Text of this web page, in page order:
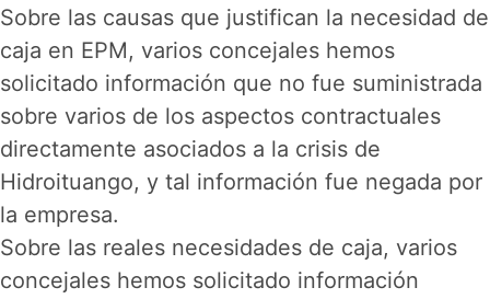
Sobre las causas que justifican la necesidad de
caja en EPM, varios concejales hemos
solicitado información que no fue suministrada
sobre varios de los aspectos contractuales
directamente asociados a la crisis de
Hidroituango, y tal información fue negada por
la empresa.
Sobre las reales necesidades de caja, varios
concejales hemos solicitado información